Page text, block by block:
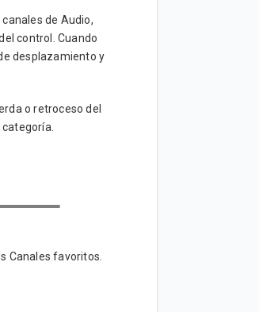
de Audio,
control. Cuando
desplazamiento y
o retroceso del
Canales favoritos.